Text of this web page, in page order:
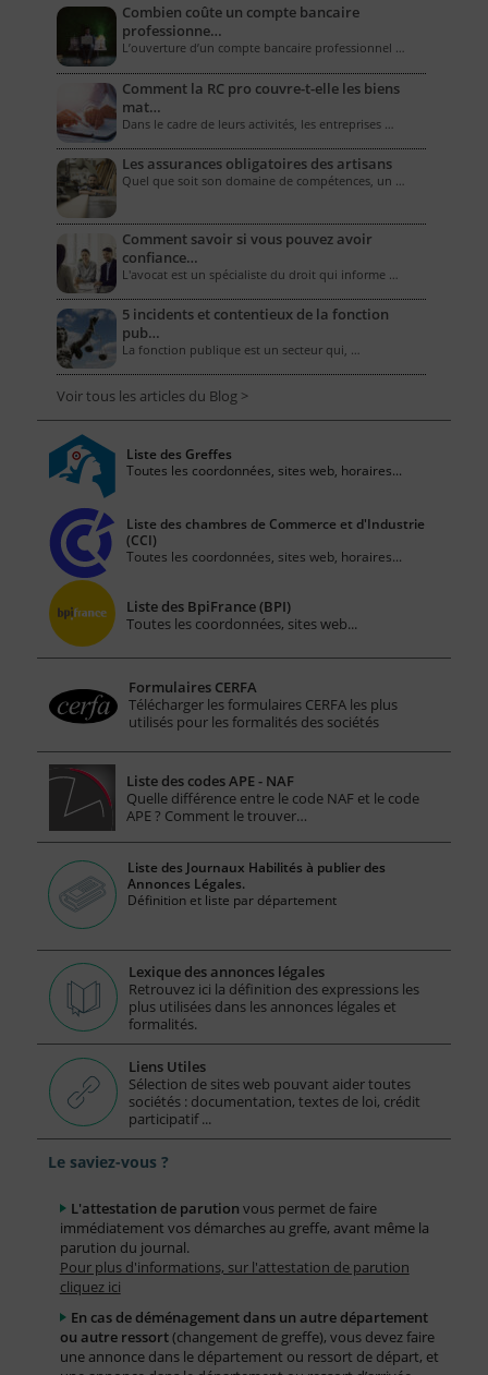
Combien coûte un compte bancaire
professionne…
L’ouverture d’un compte bancaire professionnel …
Comment la RC pro couvre-t-elle les biens
mat…
Dans le cadre de leurs activités, les entreprises …
Les assurances obligatoires des artisans
Quel que soit son domaine de compétences, un …
Comment savoir si vous pouvez avoir
confiance…
L'avocat est un spécialiste du droit qui informe …
5 incidents et contentieux de la fonction
pub…
La fonction publique est un secteur qui, …
Voir tous les articles du Blog >
Liste des Greffes
Toutes les coordonnées, sites web, horaires...
Liste des chambres de Commerce et d'Industrie
(CCI)
Toutes les coordonnées, sites web, horaires...
Liste des BpiFrance (BPI)
Toutes les coordonnées, sites web...
Formulaires CERFA
Télécharger les formulaires CERFA les plus
utilisés pour les formalités des sociétés
Liste des codes APE - NAF
Quelle différence entre le code NAF et le code
APE ? Comment le trouver…
Liste des Journaux Habilités à publier des
Annonces Légales.
Définition et liste par département
Lexique des annonces légales
Retrouvez ici la définition des expressions les
plus utilisées dans les annonces légales et
formalités.
Liens Utiles
Sélection de sites web pouvant aider toutes
sociétés : documentation, textes de loi, crédit
participatif ...
Le saviez-vous ?
L'attestation de parution vous permet de faire
immédiatement vos démarches au greffe, avant même la
parution du journal.
Pour plus d'informations, sur l'attestation de parution
cliquez ici
En cas de déménagement dans un autre département
ou autre ressort(changement de greffe), vous devez faire
une annonce dans le département ou ressort de départ, et